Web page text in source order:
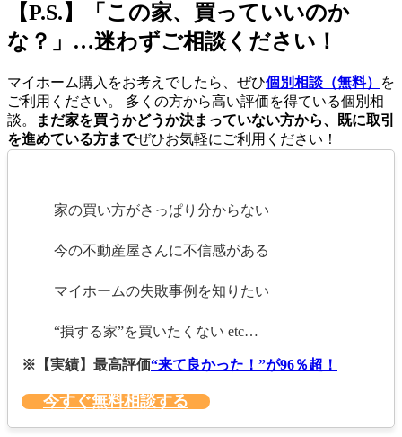
【P.S.】「この家、買っていいのか
な？」…迷わずご相談ください！
マイホーム購入をお考えでしたら、ぜひ個別相談（無料）
を
ご利用ください。 多くの方から高い評価を得ている個別相
談。
まだ家を買うかどうか決まっていない方から、既に取引
を進めている方までぜひお気軽にご利用ください！
家の買い方がさっぱり分からない
今の不動産屋さんに不信感がある
マイホームの失敗事例を知りたい
“損する家”を買いたくない etc…
※【実績】最高評価“来て良かった！”が96％超！
今すぐ無料相談する